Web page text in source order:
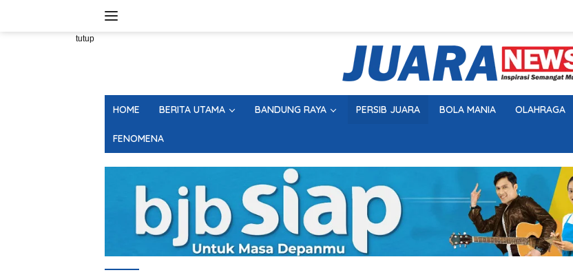
tutup
HOME BERITA UTAMA BANDUNG RAYA PERSIB JUARA BOLA MANIA OLAHRAGA
FENOMENA